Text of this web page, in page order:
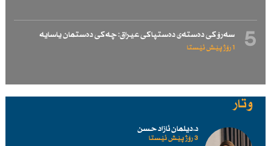
5 سەرۆكی دەستەی دەستپاكی عیراق: چەكی دەستمان یاسایە
1 رۆژ پێش ئێستا
وتار
د.دیلمان ئازاد حسن
3 رۆژ پێش ئێستا